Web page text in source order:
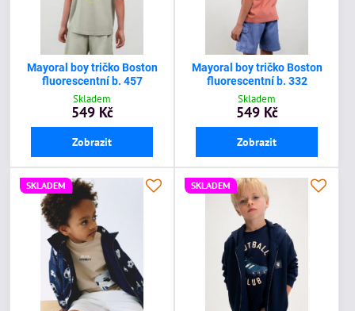
Mayoral boy tričko Boston
fluorescentní b. 457
Skladem
549 Kč
Zobrazit
Mayoral boy tričko Boston
fluorescentní b. 332
Skladem
549 Kč
Zobrazit
SKLADEM SKLADEM